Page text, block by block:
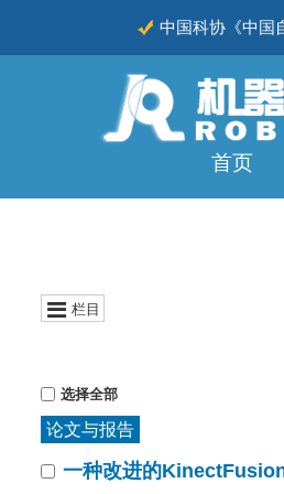
中国科协《中国
CSCD
首页
栏目
选择全部
论文与报告
一种改进的